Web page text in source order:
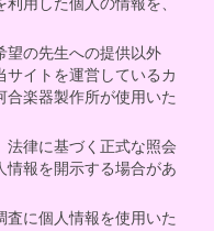
用した個人の情報を、
望の先生への提供以外
サイトを運営しているカ
合楽器製作所が使用いた
法律に基づく正式な照会
情報を開示する場合があ
査に個人情報を使用いた